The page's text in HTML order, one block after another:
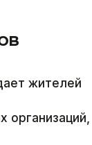
жителей
организаций,